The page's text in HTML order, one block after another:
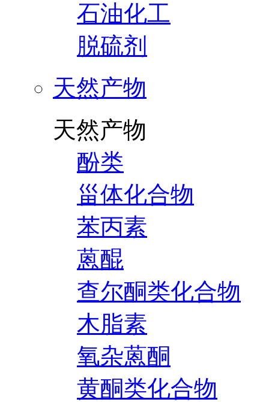
石油化工
脱硫剂
天然产物
天然产物
酚类
甾体化合物
苯丙素
蒽醌
查尔酮类化合物
木脂素
氧杂蒽酮
黄酮类化合物